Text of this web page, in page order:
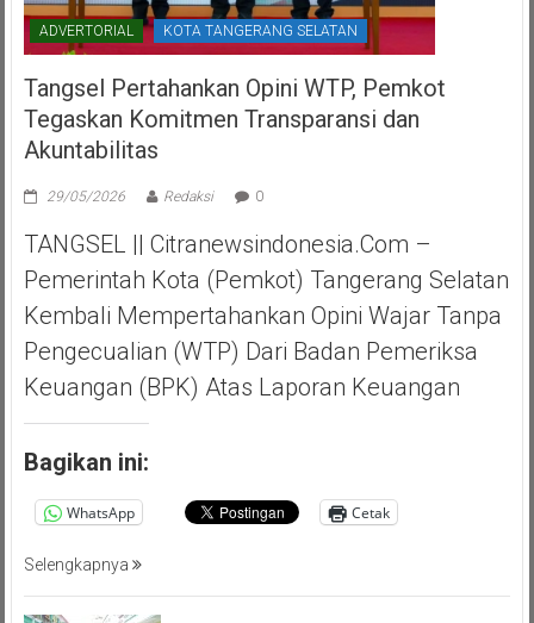
ADVERTORIAL KOTA TANGERANG SELATAN
Tangsel Pertahankan Opini WTP, Pemkot
Tegaskan Komitmen Transparansi dan
Akuntabilitas
29/05/2026 Redaksi 0
TANGSEL || Citranewsindonesia.com –
Pemerintah Kota (Pemkot) Tangerang Selatan
Kembali Mempertahankan Opini Wajar Tanpa
Pengecualian (WTP) Dari Badan Pemeriksa
Keuangan (BPK) Atas Laporan Keuangan
Bagikan ini:
WhatsApp Cetak
Selengkapnya